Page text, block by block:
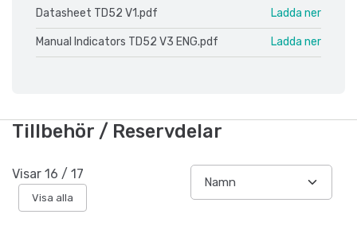
Datasheet TD52 V1.pdf Ladda ner
Manual Indicators TD52 V3 ENG.pdf Ladda ner
Tillbehör / Reservdelar
Visar 16 / 17
Visa alla